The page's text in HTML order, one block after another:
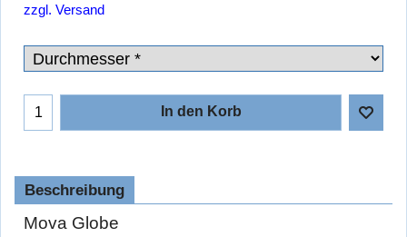
zzgl. Versand
In den Korb
Beschreibung
Mova Globe